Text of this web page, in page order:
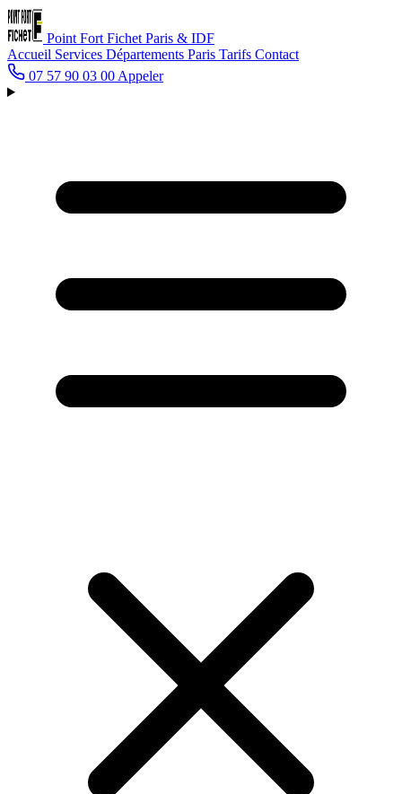
Point Fort Fichet Paris & IDF
Accueil Services Départements Paris Tarifs Contact
07 57 90 03 00 Appeler